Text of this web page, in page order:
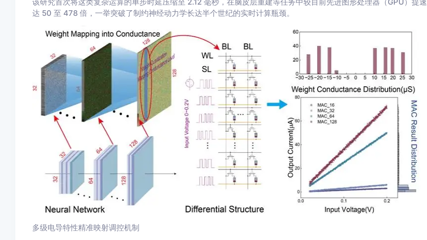
该研究首次将这类复杂运算的单步时延压缩至 2.12 毫秒，在脑皮层重建等任务中较目前先进图形处理器（GPU）提速
达 50 至 478 倍，一举突破了制约神经动力学长达半个世纪的实时计算瓶颈。
多级电导特性精准映射调控机制